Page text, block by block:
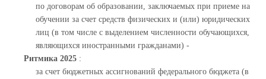
по договорам об образовании, заключаемых при приеме на
обучении за счет средств физических и (или) юридических
лиц (в том числе с выделением численности обучающихся,
являющихся иностранными гражданами) -
Ритмика 2025 :
за счет бюджетных ассигнований федерального бюджета (в